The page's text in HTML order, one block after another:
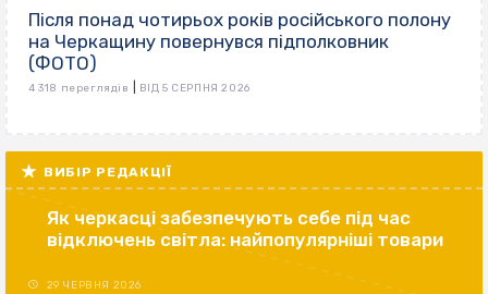
Після понад чотирьох років російського полону
на Черкащину повернувся підполковник
(ФОТО)
4 318 переглядів ВІД 5 СЕРПНЯ 2026
ВИБІР РЕДАКЦІЇ
Як черкасці забезпечують себе під час
відключень світла: найпопулярніші товари
29 ЧЕРВНЯ 2026